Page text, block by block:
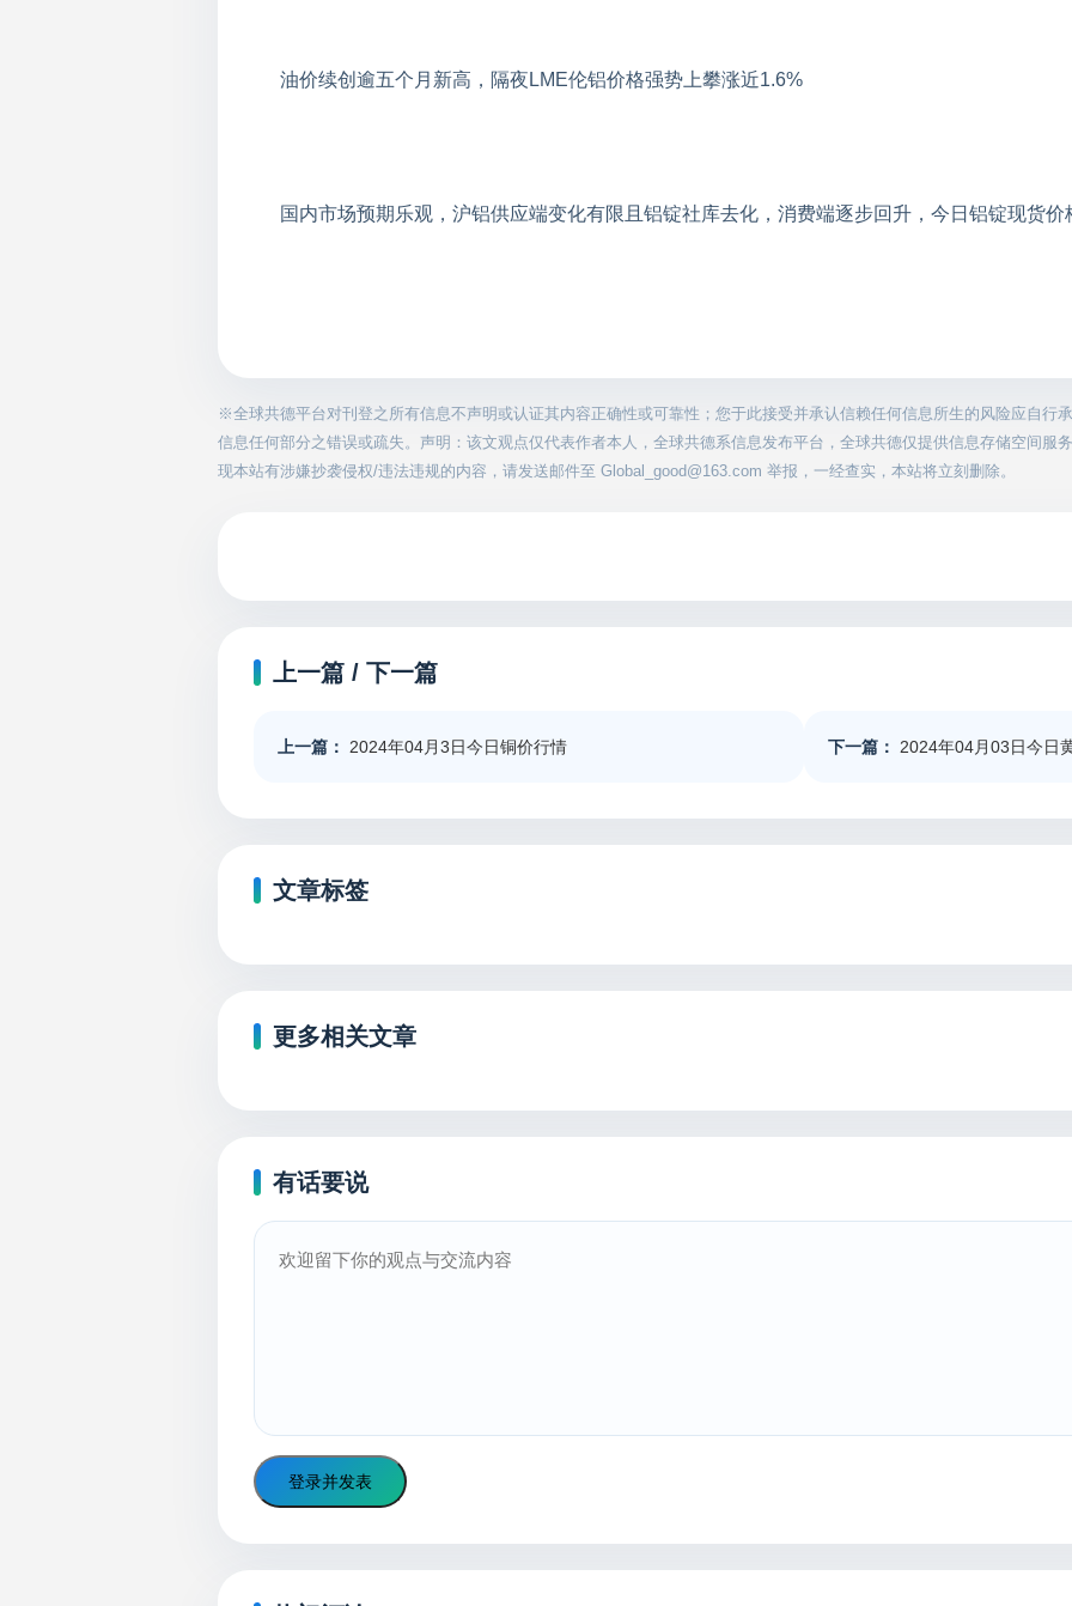
油价续创逾五个月新高，隔夜LME伦铝价格强势上攀涨近1.6%
国内市场预期乐观，沪铝供应端变化有限且铝锭社库去化，消费端逐步回升，今日铝锭现货价
※全球共德平台对刊登之所有信息不声明或认证其内容正确性或可靠性；您于此接受并承认信赖任何信息所生的风险应自行
信息任何部分之错误或疏失。声明：该文观点仅代表作者本人，全球共德系信息发布平台，全球共德仅提供信息存储空间服
现本站有涉嫌抄袭侵权/违法违规的内容，请发送邮件至 Global_good@163.com 举报，一经查实，本站将立刻删除。
上一篇 / 下一篇
上一篇： 2024年04月3日今日铜价行情 下一篇： 2024年04月03日今日
文章标签
更多相关文章
有话要说
登录并发表